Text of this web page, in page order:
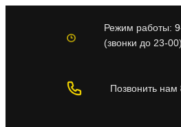
содержимому
Режим работы:
(звонки до 23-
Позвонить нам